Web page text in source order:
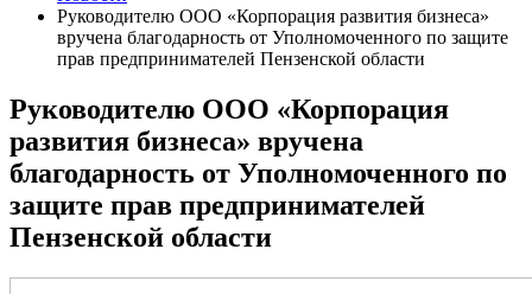
Руководителю ООО «Корпорация развития бизнеса»
вручена благодарность от Уполномоченного по защите
прав предпринимателей Пензенской области
Руководителю ООО «Корпорация
развития бизнеса» вручена
благодарность от Уполномоченного по
защите прав предпринимателей
Пензенской области